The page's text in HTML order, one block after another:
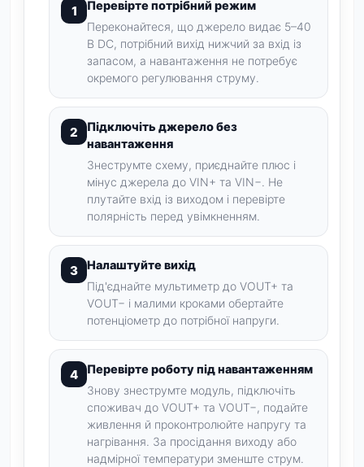
Перевірте потрібний режим
Переконайтеся, що джерело видає 5–40
В DC, потрібний вихід нижчий за вхід із
запасом, а навантаження не потребує
окремого регулювання струму.
Підключіть джерело без
навантаження
Знеструмте схему, приєднайте плюс і
мінус джерела до VIN+ та VIN−. Не
плутайте вхід із виходом і перевірте
полярність перед увімкненням.
Налаштуйте вихід
Під'єднайте мультиметр до VOUT+ та
VOUT− і малими кроками обертайте
потенціометр до потрібної напруги.
Перевірте роботу під навантаженням
Знову знеструмте модуль, підключіть
споживач до VOUT+ та VOUT−, подайте
живлення й проконтролюйте напругу та
нагрівання. За просідання виходу або
надмірної температури зменште струм.